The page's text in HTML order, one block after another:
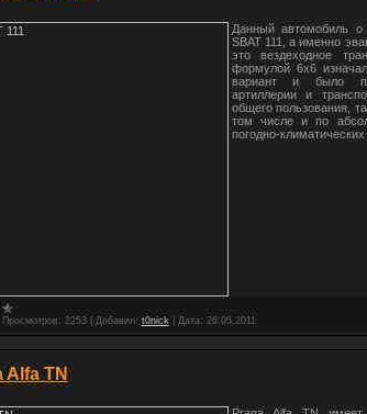
Данный автомобиль о
SBAT 111, а именно
это вездеходное
формулой 6х6
вариант и было
артиллерии и
общего пользования,
том числе и по
погодно-
Просмотров: 2253| Добавил: t0nick| Дата: 26.05.2011
Alfa TN